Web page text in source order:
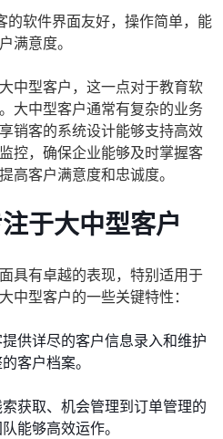
的软件界面友好，操作简单，能
满意度。
中型客户，这一点对于教育软
大中型客户通常有复杂的业务
销客的系统设计能够支持高效
控，确保企业能够及时掌握客
高客户满意度和忠诚度。
于大中型客户
具有卓越的表现，特别适用于
中型客户的一些关键特性：
供详尽的客户信息录入和维护
客户档案。
获取、机会管理到订单管理的
能够高效运作。